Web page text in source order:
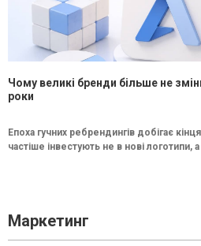
Чому великі бренди більше не
роки
Епоха гучних ребрендингів добігає
частіше інвестують не в нові логотипи,
Маркетинг